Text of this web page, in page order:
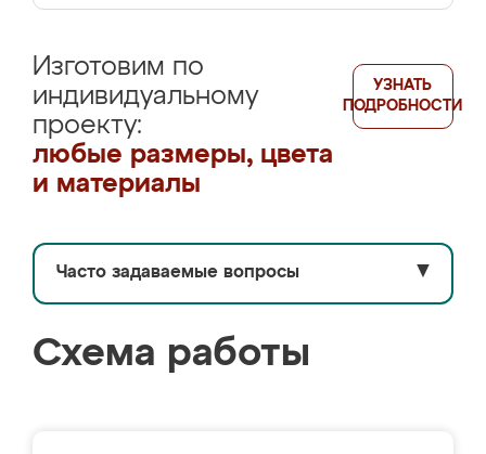
Изготовим по
индивидуальному
проекту:
любые размеры, цвета
и материалы
УЗНАТЬ
ПОДРОБНОСТИ
Часто задаваемые вопросы ▼
Схема работы